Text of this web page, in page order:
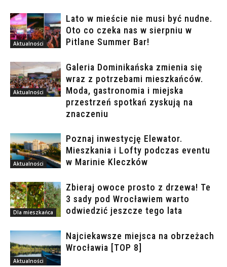
Aktualności
Lato w mieście nie musi być nudne.
Oto co czeka nas w sierpniu w
Pitlane Summer Bar!
Aktualności
Galeria Dominikańska zmienia się
wraz z potrzebami mieszkańców.
Moda, gastronomia i miejska
przestrzeń spotkań zyskują na
znaczeniu
Aktualności
Poznaj inwestycję Elewator.
Mieszkania i Lofty podczas eventu
w Marinie Kleczków
Dla mieszkańca
Zbieraj owoce prosto z drzewa! Te
3 sady pod Wrocławiem warto
odwiedzić jeszcze tego lata
Aktualności
Najciekawsze miejsca na obrzeżach
Wrocławia [TOP 8]